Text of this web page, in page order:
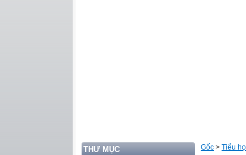
THƯ MỤC Gốc > Tiểu